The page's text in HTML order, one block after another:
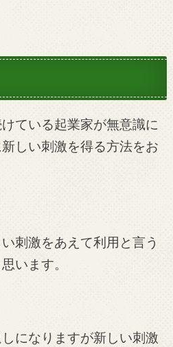
ている起業家が無意識に
しい刺激を得る方法をお
刺激をあえて利用と言う
います。
になりますが新しい刺激